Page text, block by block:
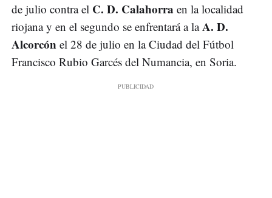
de julio contra el C. D. Calahorra en la localidad
riojana y en el segundo se enfrentará a laA. D.
Alcorcón el 28 de julio en la Ciudad del Fútbol
Francisco Rubio Garcés del Numancia, en Soria.